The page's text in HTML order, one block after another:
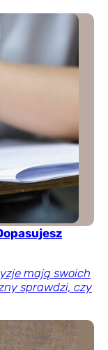
mają swoich
sprawdzi, czy